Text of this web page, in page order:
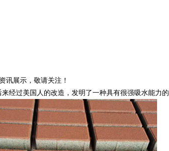
讯展示，敬请关注！
经过美国人的改造，发明了一种具有很强吸水能力